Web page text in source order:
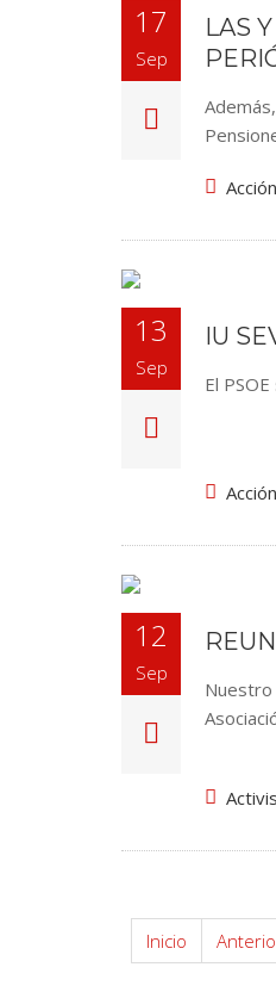
17
Sep
LAS
13
Sep
IU
El
12
Sep
Nuestro
Inicio